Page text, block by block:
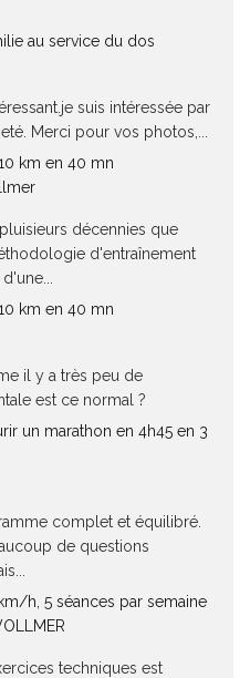
au service du dos
suis intéressée par
Merci pour vos photos,...
km en 40 mn
décennies que
d'entraînement
km en 40 mn
il y a très peu de
est ce normal ?
un marathon en 4h45 en 3
complet et équilibré.
de questions
h, 5 séances par semaine
techniques est